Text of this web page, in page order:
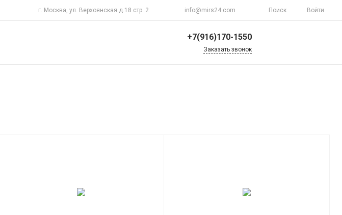
г. Москва, ул. Верхоянская д.18 стр. 2 info@mirs24.com Поиск Войти
+7(916)170-1550
Заказать звонок